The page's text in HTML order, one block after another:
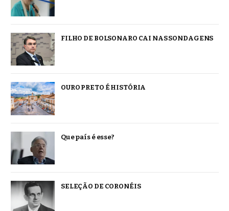
FILHO DE BOLSONARO CAI NAS SONDAGENS
OURO PRETO É HISTÓRIA
Que país é esse?
SELEÇÃO DE CORONÉIS